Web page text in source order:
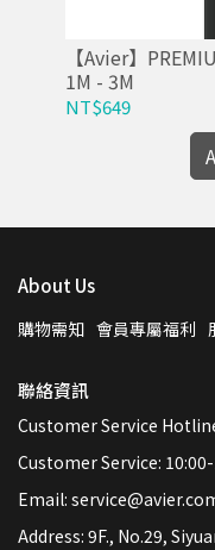
【Avier】
1M - 3M
NT$649
About Us
購物需知 會員專屬福利
聯絡資訊
Customer Service
Customer Service:
Email:
Address: 9F., No.29,